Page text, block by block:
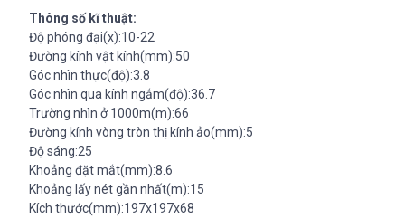
Thông số kĩ thuật:
Độ phóng đại(x):10-22
Đường kính vật kính(mm):50
Góc nhìn thực(độ):3.8
Góc nhìn qua kính ngắm(độ):36.7
Trường nhìn ở 1000m(m):66
Đường kính vòng tròn thị kính ảo(mm):5
Độ sáng:25
Khoảng đặt mắt(mm):8.6
Khoảng lấy nét gần nhất(m):15
Kích thước(mm):197x197x68